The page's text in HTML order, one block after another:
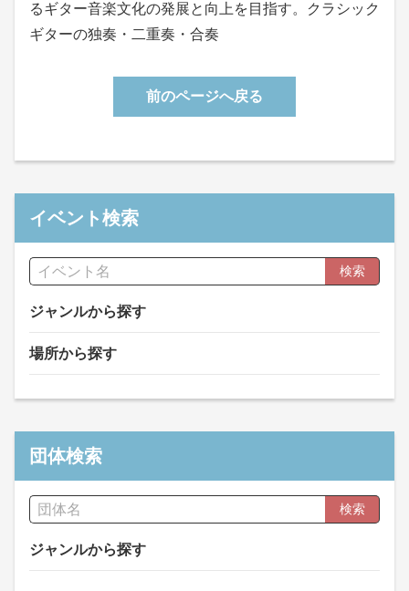
るギター音楽文化の発展と向上を目指す。クラシック
ギターの独奏・二重奏・合奏
前のページへ戻る
イベント検索
検索
ジャンルから探す
場所から探す
団体検索
検索
ジャンルから探す